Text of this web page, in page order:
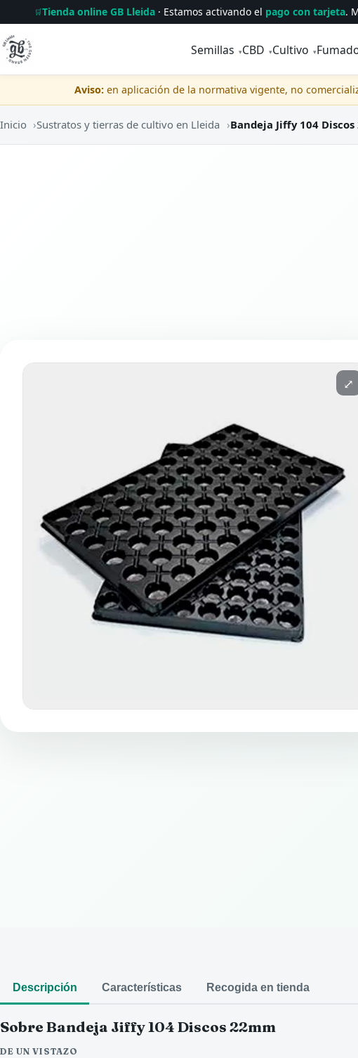
🛒Tienda online GB Lleida· Estamos activando el pago con tarjeta.
Semillas ▾CBD ▾Cultivo ▾
Aviso:en aplicación de la normativa vigente, no
Inicio ›Sustratos y tierras de cultivo en Lleida ›Bandeja Jiffy 104
⤢
Descripción Características Recogida en tienda
Sobre Bandeja Jiffy 104 Discos 22mm
DE UN VISTAZO